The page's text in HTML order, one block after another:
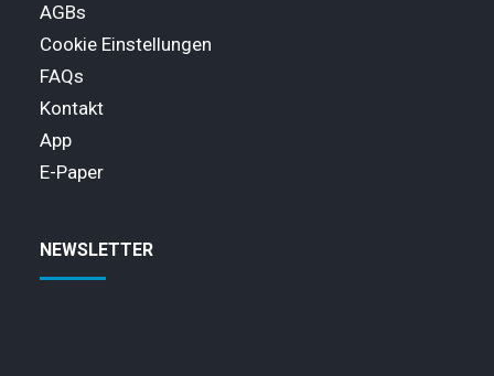
AGBs
Cookie Einstellungen
FAQs
Kontakt
App
E-Paper
NEWSLETTER